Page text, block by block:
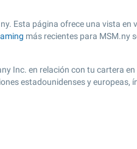
Esta página ofrece una vista en
más recientes para MSM.ny
Inc. en relación con tu cartera
estadounidenses y europeas,